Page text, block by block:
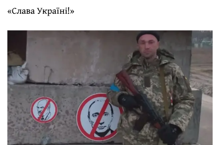
«Слава Україні!»